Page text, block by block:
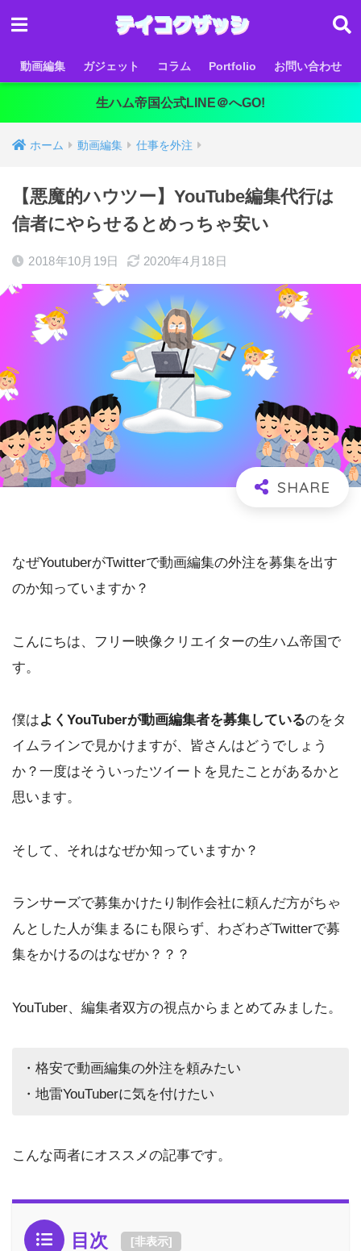
動画編集 ガジェット コラム Portfolio お問い合わせ
生ハム帝国公式LINE＠へGO!
ホーム 動画編集 仕事を外注
【悪魔的ハウツー】YouTube編集代行は
信者にやらせるとめっちゃ安い
2018年10月19日 2020年4月18日
なぜYoutuberがTwitterで動画編集の外注を募集を出す
のか知っていますか？
こんにちは、フリー映像クリエイターの生ハム帝国で
す。
僕はよくYouTuberが動画編集者を募集しているのをタ
イムラインで見かけますが、皆さんはどうでしょう
か？一度はそういったツイートを見たことがあるかと
思います。
そして、それはなぜか知っていますか？
ランサーズで募集かけたり制作会社に頼んだ方がちゃ
んとした人が集まるにも限らず、わざわざTwitterで募
集をかけるのはなぜか？？？
YouTuber、編集者双方の視点からまとめてみました。
・格安で動画編集の外注を頼みたい
・地雷YouTuberに気を付けたい
こんな両者にオススメの記事です。
目次 [非表示]